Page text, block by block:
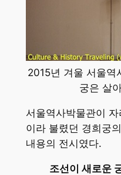
2015년 겨울 서울역
궁은 살
서울역사박물관이
이라 불렸던 경희궁
내용의 전시였다.
조선이 새로운